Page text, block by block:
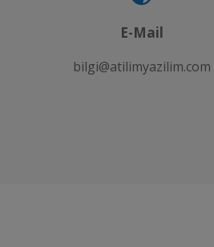
E-Mail
bilgi@atilimyazilim.com